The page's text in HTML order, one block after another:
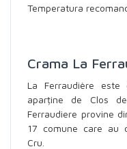
Temperatura
Crama La
La Ferraudière
aparține de Clos
Ferraudiere provine
17 comune care au
Cru.